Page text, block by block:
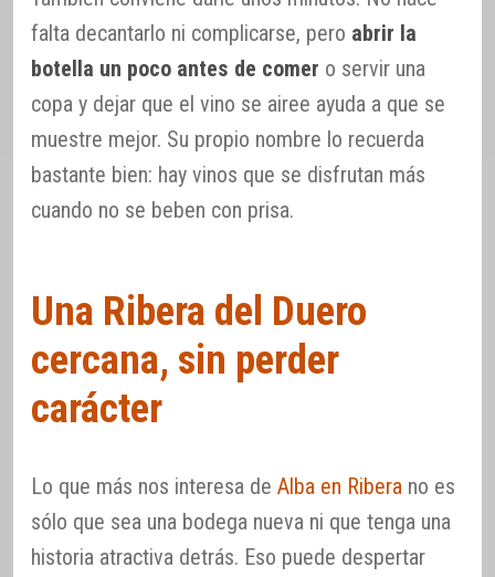
falta decantarlo ni complicarse, pero abrir la
botella un poco antes de comer o servir una
copa y dejar que el vino se airee ayuda a que se
muestre mejor. Su propio nombre lo recuerda
bastante bien: hay vinos que se disfrutan más
cuando no se beben con prisa.
Una Ribera del Duero
cercana, sin perder
carácter
Lo que más nos interesa de Alba en Ribera no es
sólo que sea una bodega nueva ni que tenga una
historia atractiva detrás. Eso puede despertar